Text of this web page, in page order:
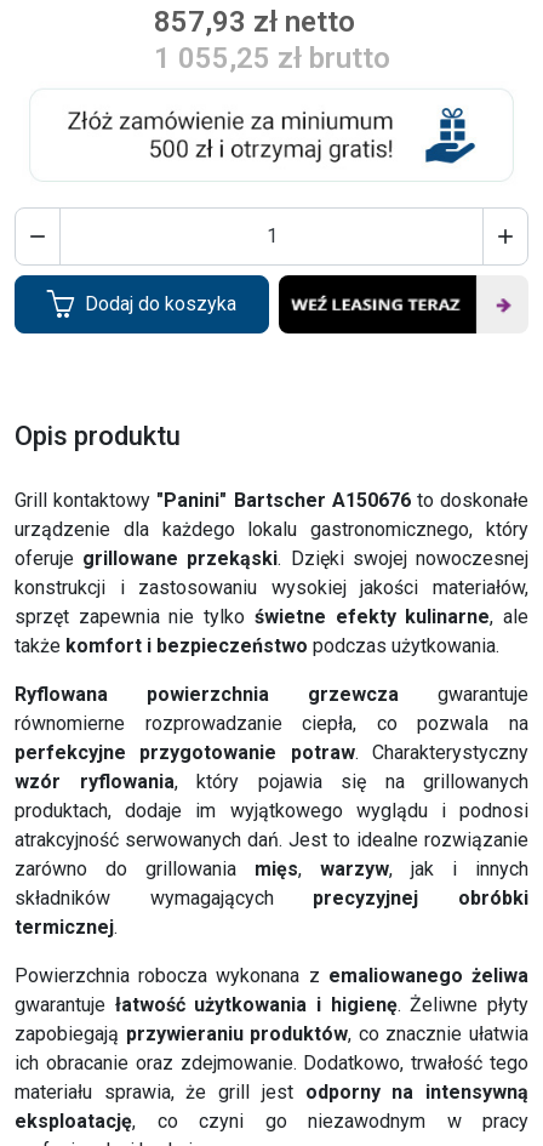
857,93 zł netto
1 055,25 zł brutto
 
Dodaj do koszyka
Opis produktu
Grill kontaktowy "Panini" Bartscher A150676to doskonałe
urządzenie dla każdego lokalu gastronomicznego, który
oferuje grillowane przekąski. Dzięki swojej nowoczesnej
konstrukcji i zastosowaniu wysokiej jakości materiałów,
sprzęt zapewnia nie tylko świetne efekty kulinarne, ale
także komfort i bezpieczeństwo podczas użytkowania.
Ryflowana powierzchnia grzewcza gwarantuje
równomierne rozprowadzanie ciepła, co pozwala na
perfekcyjne przygotowanie potraw. Charakterystyczny
wzór ryflowania, który pojawia się na grillowanych
produktach, dodaje im wyjątkowego wyglądu i podnosi
atrakcyjność serwowanych dań. Jest to idealne rozwiązanie
zarówno do grillowania mięs, warzyw, jak i innych
składników wymagających precyzyjnej obróbki
termicznej.
Powierzchnia robocza wykonana z emaliowanego żeliwa
gwarantuje łatwość użytkowania i higienę. Żeliwne płyty
zapobiegają przywieraniu produktów, co znacznie ułatwia
ich obracanie oraz zdejmowanie. Dodatkowo, trwałość tego
materiału sprawia, że grill jest odporny na intensywną
eksploatację, co czyni go niezawodnym w pracy